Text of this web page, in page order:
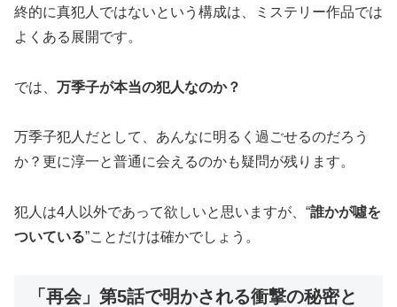
終的に真犯人ではないという構成は、ミステリー作品では
よくある展開です。
では、 万季子が本当の犯人なのか？
万季子犯人だとして、あんなに明るく過ごせるのだろう
か？更に淳一と普通に会えるのかも疑問が残ります。
犯人は4人以外であって欲しいと思いますが、“誰かが噓を
ついている”ことだけは確かでしょう。
「再会」第5話で明かされる衝撃の秘密と